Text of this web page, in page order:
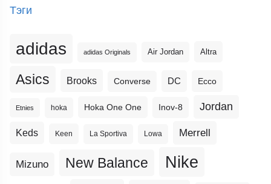
Тэги
adidas adidas Originals Air Jordan Altra
Asics Brooks Converse DC Ecco
Etnies hoka Hoka One One Inov-8 Jordan
Keds Keen La Sportiva Lowa Merrell
Mizuno New Balance Nike